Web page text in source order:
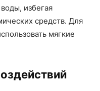
избегая
средств. Для
мягкие